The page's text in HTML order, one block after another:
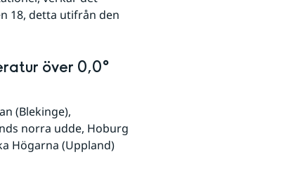
18, detta utifrån den
över 0,0°
(Blekinge),
norra udde, Hoburg
Högarna (Uppland)